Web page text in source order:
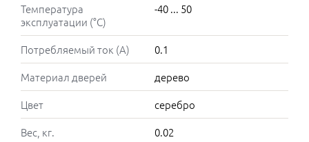
Температура
эксплуатации (°C)
-40 ... 50
Потребляемый ток (А)
0.1
Материал дверей
дерево
Цвет
серебро
Вес, кг.
0.02